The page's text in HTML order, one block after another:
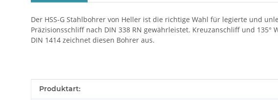
Der HSS-G Stahlbohrer von Heller ist die richtige Wahl für legierte und
Präzisionsschliff nach DIN 338 RN gewährleistet. Kreuzanschliff und
DIN 1414 zeichnet diesen Bohrer aus.
Produkteigenschaft
Wert
Produktart: